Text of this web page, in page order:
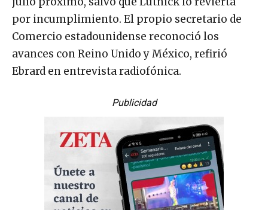
por incumplimiento. El propio secretario de
Comercio estadounidense reconoció los
avances con Reino Unido y México, refirió
Ebrard en entrevista radiofónica.
Publicidad